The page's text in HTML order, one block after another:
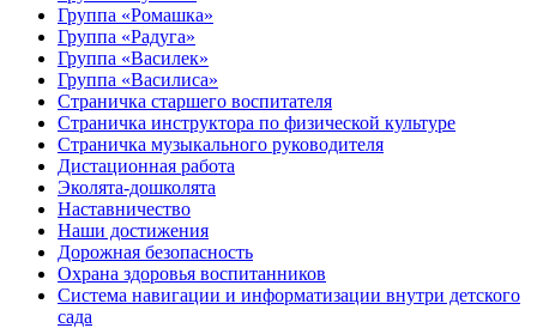
Группа «Ромашка»
Группа «Радуга»
Группа «Василек»
Группа «Василиса»
Страничка старшего воспитателя
Страничка инструктора по физической культуре
Страничка музыкального руководителя
Дистационная работа
Эколята-дошколята
Наставничество
Наши достижения
Дорожная безопасность
Охрана здоровья воспитанников
Система навигации и информатизации внутри детского
сада